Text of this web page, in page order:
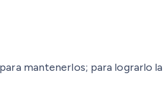
mantenerlos; para lograrlo la